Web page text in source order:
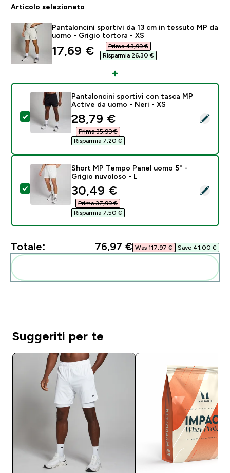
Articolo selezionato
Pantaloncini sportivi da 13 cm in tessuto MP da
uomo - Grigio tortora - XS
discounted price
17,69 €‎
Prima 43,99 €‎
Risparmia 26,30 €‎
Seleziona questo prodotto - Pantaloncini sportivi
Pantaloncini sportivi con tasca MP
Active da uomo - Neri - XS
discounted price
28,79 €‎
Prima 35,99 €‎
Risparmia 7,20 €‎
Seleziona questo prodotto - Short MP Tempo Panel
Short MP Tempo Panel uomo 5" -
Grigio nuvoloso - L
discounted price
30,49 €‎
Prima 37,99 €‎
Risparmia 7,50 €‎
Totale: 76,97 €‎ Was 117,97 €‎ Save 41,00 €‎
Suggeriti per te